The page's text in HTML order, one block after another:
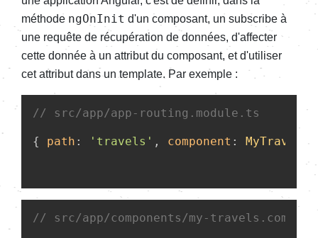
méthode ngOnInit d'un composant, un subscribe à
une requête de récupération de données, d'affecter
cette donnée à un attribut du composant, et d'utiliser
cet attribut dans un template. Par exemple :
// src/app/app-routing.module.ts
{ path : 'travels' , component :
// src/app/components/my-